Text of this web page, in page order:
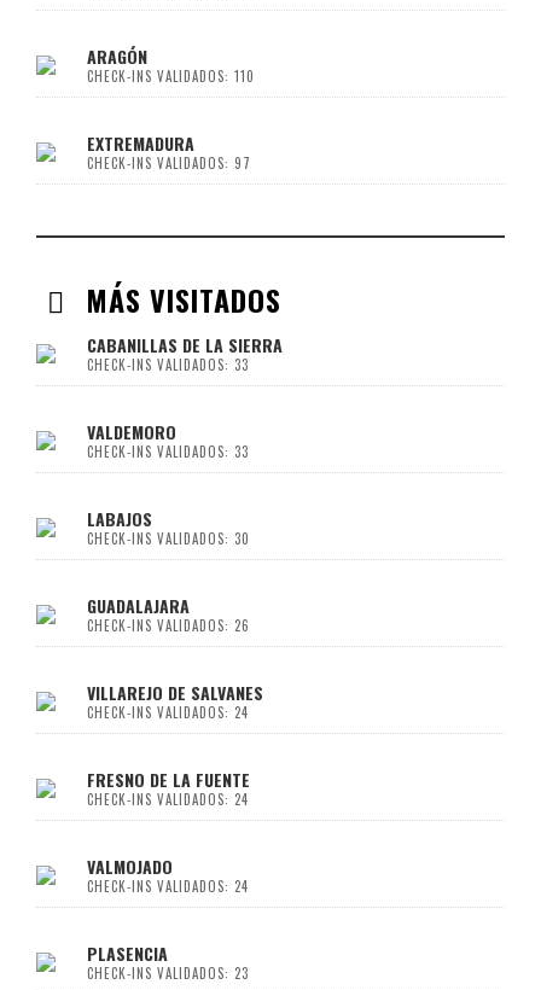
ARAGÓN
CHECK-INS VALIDADOS: 110
EXTREMADURA
CHECK-INS VALIDADOS: 97
MÁS VISITADOS
CABANILLAS DE LA SIERRA
CHECK-INS VALIDADOS: 33
VALDEMORO
CHECK-INS VALIDADOS: 33
LABAJOS
CHECK-INS VALIDADOS: 30
GUADALAJARA
CHECK-INS VALIDADOS: 26
VILLAREJO DE SALVANES
CHECK-INS VALIDADOS: 24
FRESNO DE LA FUENTE
CHECK-INS VALIDADOS: 24
VALMOJADO
CHECK-INS VALIDADOS: 24
PLASENCIA
CHECK-INS VALIDADOS: 23